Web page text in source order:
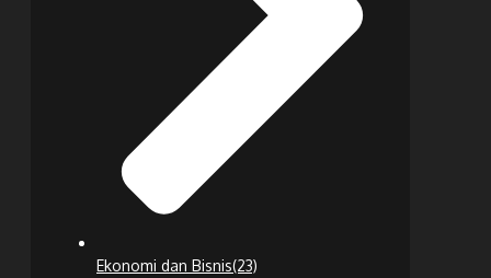
Ekonomi dan Bisnis(23)